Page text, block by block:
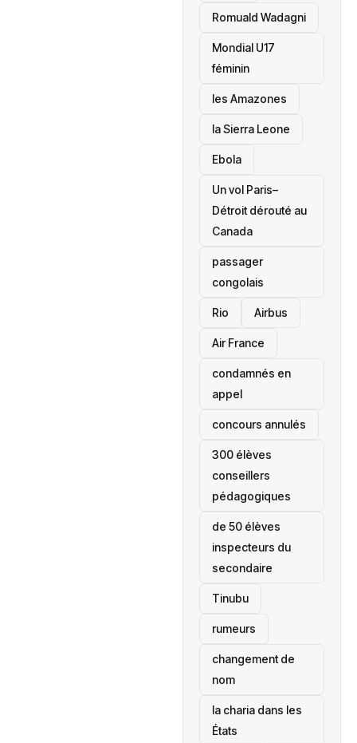
Romuald Wadagni
Mondial U17
féminin
les Amazones
la Sierra Leone
‎Ebola
Un vol Paris–
Détroit dérouté au
Canada
passager
congolais
Rio Airbus
Air France
condamnés en
appel
concours annulés
300 élèves
conseillers
pédagogiques
de 50 élèves
inspecteurs du
secondaire
Tinubu
rumeurs
changement de
nom
la charia dans les
États